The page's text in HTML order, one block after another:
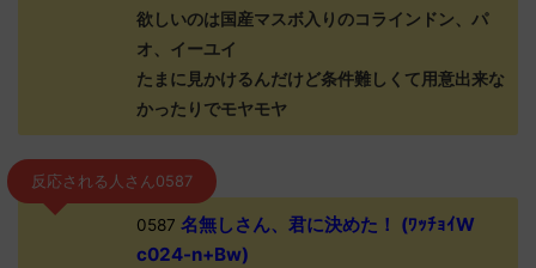
欲しいのは国産マスボ入りのコラインドン、パ
オ、イーユイ
たまに見かけるんだけど条件難しくて用意出来な
かったりでモヤモヤ
反応される人さん0587
0587 名無しさん、君に決めた！ (ﾜｯﾁｮｲW
c024-n+Bw)